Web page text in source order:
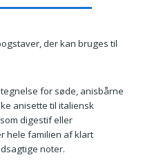
der kan bruges til
for søde, anisbårne
anisette til italiensk
digestif eller
hele familien af klart
noter.